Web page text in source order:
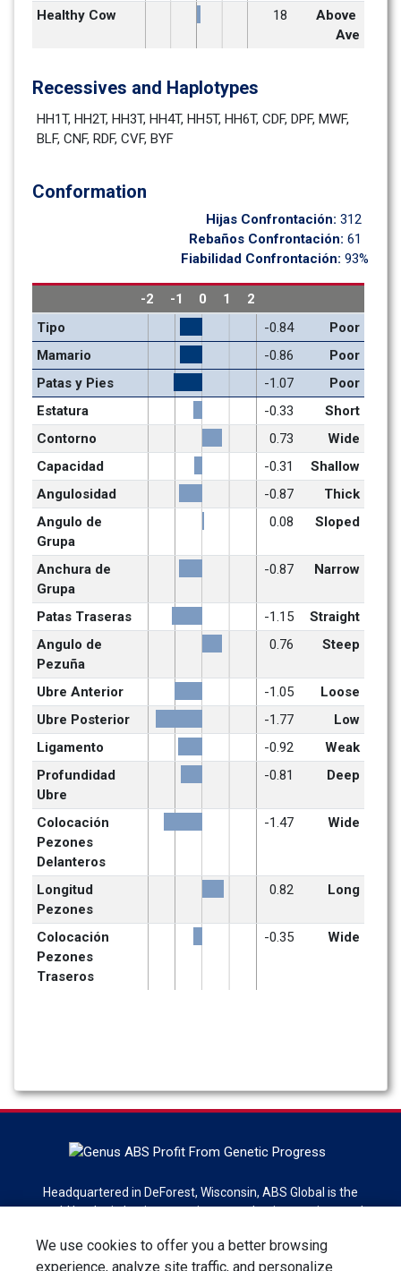
Healthy Cow
18
Above
Ave
Recessives and Haplotypes
HH1T, HH2T, HH3T, HH4T, HH5T, HH6T, CDF, DPF, MWF,
BLF, CNF, RDF, CVF, BYF
Conformation
Hijas Confrontación: 312
Rebaños Confrontación: 61
Fiabilidad Confrontación: 93%
-2 -1 0 1
2
Tipo
-0.84
Poor
Mamario
-0.86
Poor
Patas y Pies
-1.07
Poor
Estatura
-0.33
Short
Contorno
0.73
Wide
Capacidad
-0.31
Shallow
Angulosidad
-0.87
Thick
Angulo de
Grupa
0.08 Sloped
Anchura de
Grupa
-0.87 Narrow
Patas Traseras -1.15
Straight
Angulo de
Pezuña
0.76 Steep
Ubre Anterior -1.05
Loose
Ubre Posterior
-1.77
Low
Ligamento
-0.92
Weak
Profundidad
Ubre
-0.81 Deep
Colocación
Pezones
Delanteros
-1.47 Wide
Longitud
Pezones
0.82 Long
Colocación
Pezones
Traseros
-0.35 Wide
We use cookies to offer you a better browsing
experience, analyze site traffic, and personalize
Headquartered in DeForest, Wisconsin, ABS Global is the
world leader in bovine genetics, reproduction services and